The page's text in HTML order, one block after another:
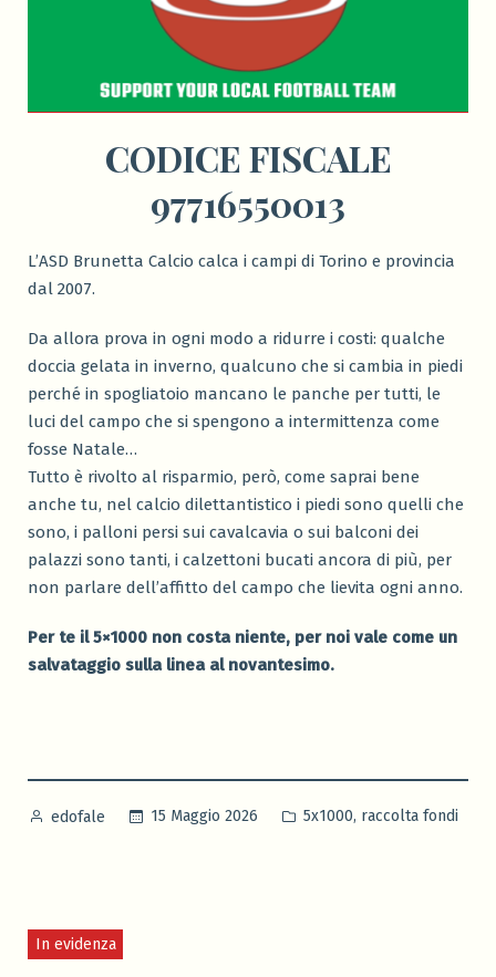
CODICE FISCALE
97716550013
L’ASD Brunetta Calcio calca i campi di Torino e provincia
dal 2007.
Da allora prova in ogni modo a ridurre i costi: qualche
doccia gelata in inverno, qualcuno che si cambia in piedi
perché in spogliatoio mancano le panche per tutti, le
luci del campo che si spengono a intermittenza come
fosse Natale…
Tutto è rivolto al risparmio, però, come saprai bene
anche tu, nel calcio dilettantistico i piedi sono quelli che
sono, i palloni persi sui cavalcavia o sui balconi dei
palazzi sono tanti, i calzettoni bucati ancora di più, per
non parlare dell’affitto del campo che lievita ogni anno.
Per te il 5×1000 non costa niente, per noi vale come un
salvataggio sulla linea al novantesimo.
Pubblicato
edofale 15 Maggio 2026
Pubblicato
5x1000, raccolta fondi
In evidenza